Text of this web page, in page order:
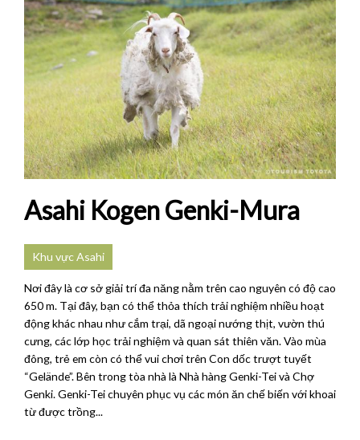
Asahi Kogen Genki-Mura
Khu vực Asahi
Nơi đây là cơ sở giải trí đa năng nằm trên cao nguyên có độ cao
650 m. Tại đây, bạn có thể thỏa thích trải nghiệm nhiều hoạt
động khác nhau như cắm trại, dã ngoại nướng thịt, vườn thú
cưng, các lớp học trải nghiệm và quan sát thiên văn. Vào mùa
đông, trẻ em còn có thể vui chơi trên Con dốc trượt tuyết
“Gelände”. Bên trong tòa nhà là Nhà hàng Genki-Tei và Chợ
Genki. Genki-Tei chuyên phục vụ các món ăn chế biến với khoai
từ được trồng...